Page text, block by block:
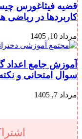
قضیه فیثاغورس
کاربردها در ریاضی
مرداد 10, 1405
آموزش جامع اعداد
سوال امتحانی و
مرداد 7, 1405